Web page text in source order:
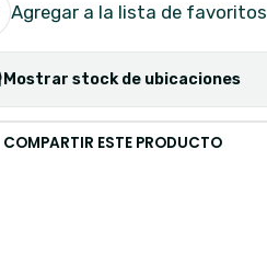
Agregar a la lista de favoritos
Mostrar stock de ubicaciones
COMPARTIR ESTE PRODUCTO